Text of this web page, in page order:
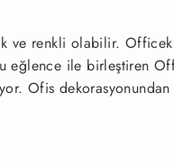
ve renkli olabilir.
eğlence ile birleştiren
Ofis dekorasyonundan